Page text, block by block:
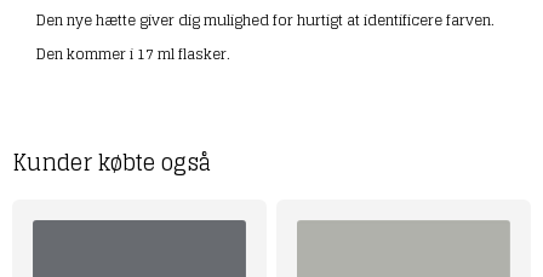
Den nye hætte giver dig mulighed for hurtigt at identificere farven.
Den kommer i 17 ml flasker.
Kunder købte også